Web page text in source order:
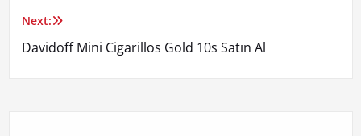
Next:
Davidoff Mini Cigarillos Gold 10s Satın Al